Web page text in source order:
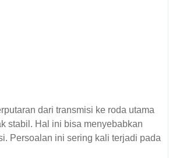
dari transmisi ke roda utama
stabil. Hal ini bisa menyebabkan
Persoalan ini sering kali terjadi pada